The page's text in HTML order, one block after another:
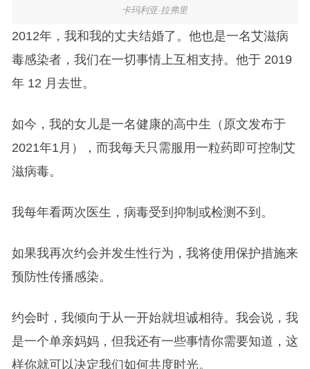
卡玛利亚·拉弗里
2012年，我和我的丈夫结婚了。他也是一名艾滋病
毒感染者，我们在一切事情上互相支持。他于 2019
年 12 月去世。
如今，我的女儿是一名健康的高中生（原文发布于
2021年1月），而我每天只需服用一粒药即可控制艾
滋病毒。
我每年看两次医生，病毒受到抑制或检测不到。
如果我再次约会并发生性行为，我将使用保护措施来
预防性传播感染。
约会时，我倾向于从一开始就坦诚相待。我会说，我
是一个单亲妈妈，但我还有一些事情你需要知道，这
样你就可以决定我们如何共度时光。